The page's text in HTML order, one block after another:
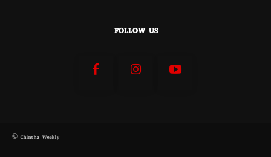
FOLLOW US
© Chintha Weekly